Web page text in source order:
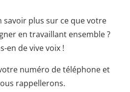
savoir plus sur ce que votre
en travaillant ensemble ?
en de vive voix !
numéro de téléphone et
rappellerons.